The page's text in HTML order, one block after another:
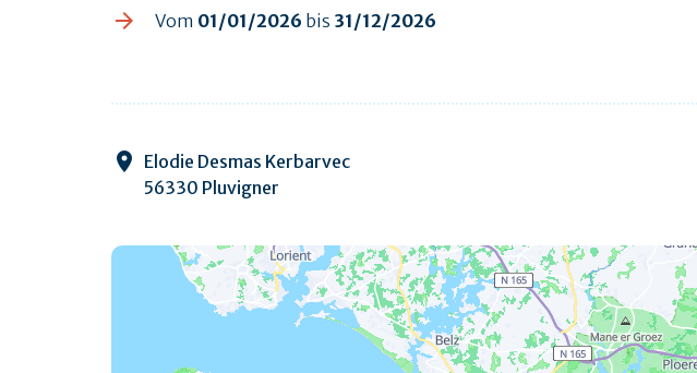
Vom 01/01/2026 bis 31/12/2026
Elodie Desmas Kerbarvec
56330 Pluvigner